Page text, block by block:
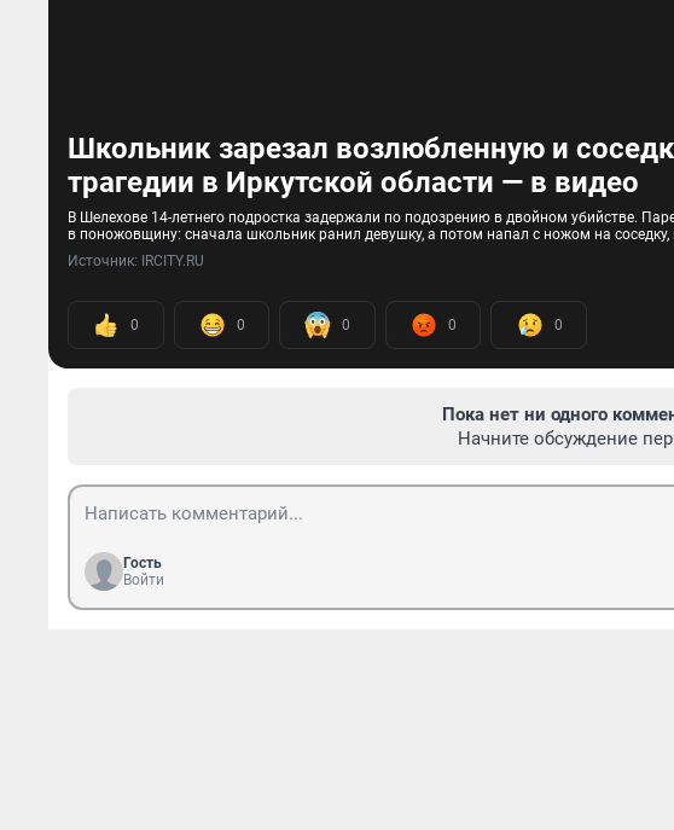
Школьник зарезал возлюбленную и
трагедии в Иркутской области — в видео
В Шелехове 14-летнего подростка задержали по подозрению в двойном убийстве.
в поножовщину: сначала школьник ранил девушку, а потом напал с ножом на
Источник: IRCITY.RU
0 0 0 0 0
Пока нет ни одного
Начните обсуждение
Гость
Войти